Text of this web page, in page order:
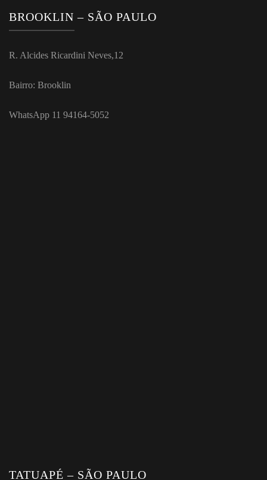
BROOKLIN – SÃO PAULO
R. Alcides Ricardini Neves,12
Bairro: Brooklin
WhatsApp 11 94164-5052
TATUAPÉ – SÃO PAULO